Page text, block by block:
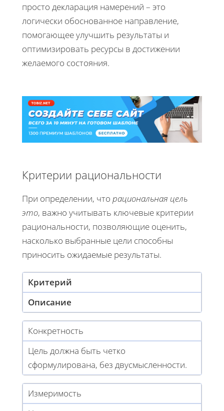
просто декларация намерений – это
логически обоснованное направление,
помогающее улучшить результаты и
оптимизировать ресурсы в достижении
желаемого состояния.
Критерии рациональности
При определении, что рациональная цель
это, важно учитывать ключевые критерии
рациональности, позволяющие оценить,
насколько выбранные цели способны
приносить ожидаемые результаты.
Критерий
Описание
Конкретность
Цель должна быть четко
сформулирована, без двусмысленности.
Измеримость